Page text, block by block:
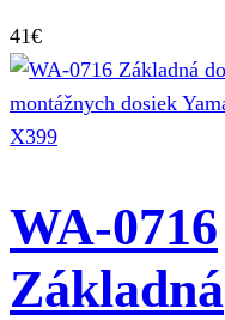
41€
WA-0716
Základná